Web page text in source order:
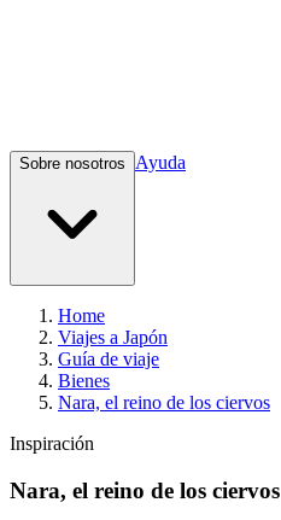
Sobre nosotros Ayuda
Home
Viajes a Japón
Guía de viaje
Bienes
Nara, el reino de los ciervos
Inspiración
Nara, el reino de los ciervos